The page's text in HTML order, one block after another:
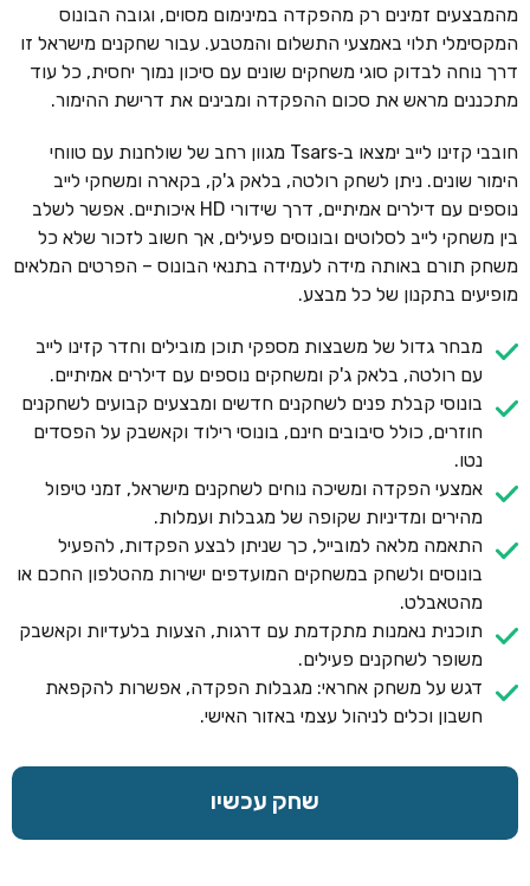
מהמבצעים זמינים רק מהפקדה במינימום מסוים, וגובה הבונוס
המקסימלי תלוי באמצעי התשלום והמטבע. עבור שחקנים מישראל זו
דרך נוחה לבדוק סוגי משחקים שונים עם סיכון נמוך יחסית, כל עוד
מתכננים מראש את סכום ההפקדה ומבינים את דרישת ההימור.
חובבי קזינו לייב ימצאו ב‑Tsars מגוון רחב של שולחנות עם טווחי
הימור שונים. ניתן לשחק רולטה, בלאק ג'ק, בקארה ומשחקי לייב
נוספים עם דילרים אמיתיים, דרך שידורי HD איכותיים. אפשר לשלב
בין משחקי לייב לסלוטים ובונוסים פעילים, אך חשוב לזכור שלא כל
משחק תורם באותה מידה לעמידה בתנאי הבונוס – הפרטים המלאים
מופיעים בתקנון של כל מבצע.
מבחר גדול של משבצות מספקי תוכן מובילים וחדר קזינו לייב
עם רולטה, בלאק ג'ק ומשחקים נוספים עם דילרים אמיתיים.
בונוסי קבלת פנים לשחקנים חדשים ומבצעים קבועים לשחקנים
חוזרים, כולל סיבובים חינם, בונוסי רילוד וקאשבק על הפסדים
נטו.
אמצעי הפקדה ומשיכה נוחים לשחקנים מישראל, זמני טיפול
מהירים ומדיניות שקופה של מגבלות ועמלות.
התאמה מלאה למובייל, כך שניתן לבצע הפקדות, להפעיל
בונוסים ולשחק במשחקים המועדפים ישירות מהטלפון החכם או
מהטאבלט.
תוכנית נאמנות מתקדמת עם דרגות, הצעות בלעדיות וקאשבק
משופר לשחקנים פעילים.
דגש על משחק אחראי: מגבלות הפקדה, אפשרות להקפאת
חשבון וכלים לניהול עצמי באזור האישי.
שחק עכשיו